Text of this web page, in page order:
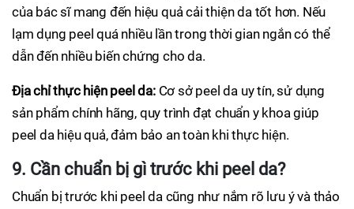
của bác sĩ mang đến hiệu quả cải thiện da tốt hơn. Nếu
lạm dụng peel quá nhiều lần trong thời gian ngắn có thể
dẫn đến nhiều biến chứng cho da.
Địa chỉ thực hiện peel da: Cơ sở peel da uy tín, sử dụng
sản phẩm chính hãng, quy trình đạt chuẩn y khoa giúp
peel da hiệu quả, đảm bảo an toàn khi thực hiện.
9. Cần chuẩn bị gì trước khi peel da?
Chuẩn bị trước khi peel da cũng như nắm rõ lưu ý và thảo